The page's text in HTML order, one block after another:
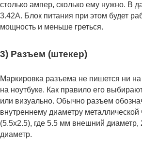
столько ампер, сколько ему нужно. В
3.42А. Блок питания при этом будет
мощность и меньше греться.
3) Разъем (штекер)
Маркировка разъема не пишется ни на
на ноутбуке. Как правило его
или визуально. Обычно разъем
внутреннему диаметру
(5.5x2.5), где 5.5 мм внешний диаметр,
диаметр.